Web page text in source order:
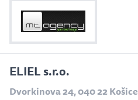
ELIEL s.r.o.
Dvorkinova 24, 040 22 Košice